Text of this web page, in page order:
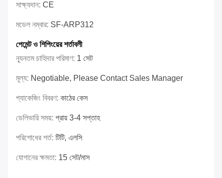
সাক্ষ্যদান: CE
মডেল নম্বার: SF-ARP312
পেমেন্ট ও শিপিংয়ের শর্তাবলী
ন্যূনতম চাহিদার পরিমাণ: 1 সেট
মূল্য: Negotiable, Please Contact Sales Manager
প্যাকেজিং বিবরণ: কাঠের কেস
ডেলিভারি সময়: প্রায় 3-4 সপ্তাহ
পরিশোধের শর্ত: টিটি, এলসি
যোগানের ক্ষমতা: 15 সেট/মাস